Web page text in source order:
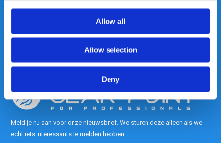
Allow all
Allow selection
Deny
Meld je nu aan voor onze nieuwsbrief. We sturen deze alleen als we
echt iets interessants te melden hebben.